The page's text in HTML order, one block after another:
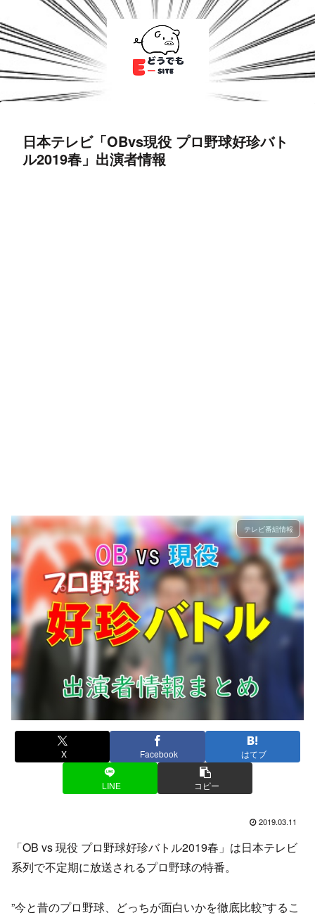
日本テレビ「OBvs現役 プロ野球好珍バト
ル2019春」出演者情報
テレビ番組情報
X Facebook はてブ
LINE コピー
2019.03.11
「OB vs 現役 プロ野球好珍バトル2019春」は日本テレビ
系列で不定期に放送されるプロ野球の特番。
”今と昔のプロ野球、どっちが面白いかを徹底比較”するこ